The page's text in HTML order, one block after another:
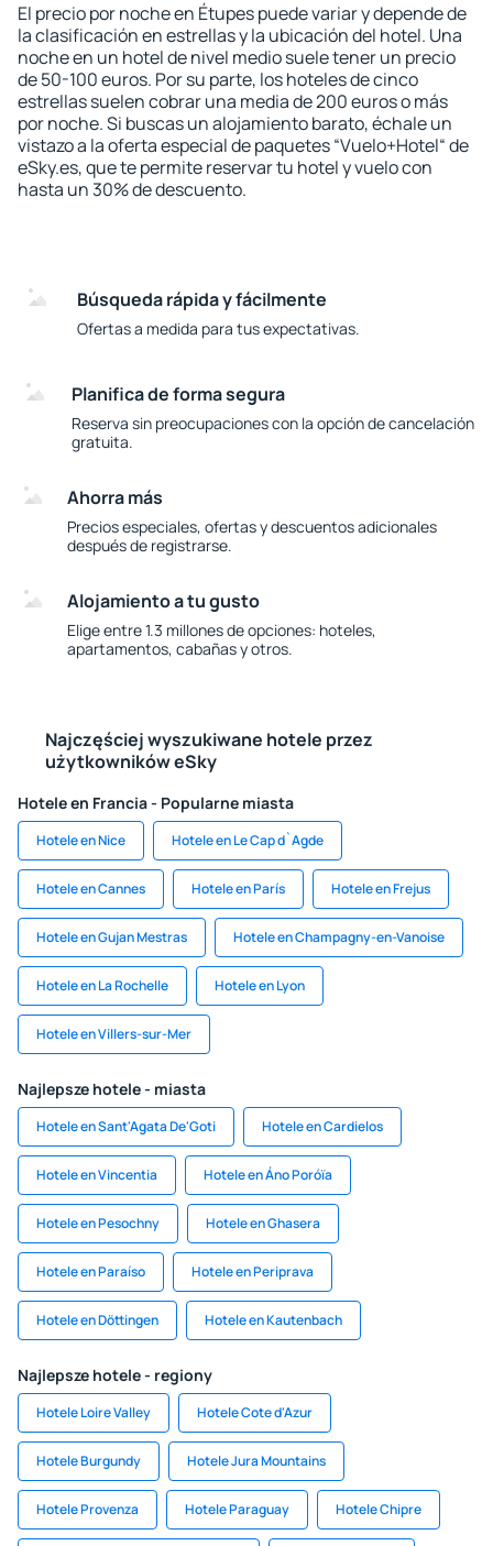
El precio por noche en Étupes puede variar y depende de
la clasificación en estrellas y la ubicación del hotel. Una
noche en un hotel de nivel medio suele tener un precio
de 50-100 euros. Por su parte, los hoteles de cinco
estrellas suelen cobrar una media de 200 euros o más
por noche. Si buscas un alojamiento barato, échale un
vistazo a la oferta especial de paquetes “Vuelo+Hotel“ de
eSky.es, que te permite reservar tu hotel y vuelo con
hasta un 30% de descuento.
Búsqueda rápida y fácilmente
Ofertas a medida para tus expectativas.
Planifica de forma segura
Reserva sin preocupaciones con la opción de cancelación
gratuita.
Ahorra más
Precios especiales, ofertas y descuentos adicionales
después de registrarse.
Alojamiento a tu gusto
Elige entre 1.3 millones de opciones: hoteles,
apartamentos, cabañas y otros.
Najczęściej wyszukiwane hotele przez
użytkowników eSky
Hotele en Francia - Popularne miasta
Hotele en Nice Hotele en Le Cap d`Agde
Hotele en Cannes Hotele en París Hotele en Frejus
Hotele en Gujan Mestras Hotele en Champagny-en-Vanoise
Hotele en La Rochelle Hotele en Lyon
Hotele en Villers-sur-Mer
Najlepsze hotele - miasta
Hotele en Sant'Agata De'Goti Hotele en Cardielos
Hotele en Vincentia Hotele en Áno Poróïa
Hotele en Pesochny Hotele en Ghasera
Hotele en Paraíso Hotele en Periprava
Hotele en Döttingen Hotele en Kautenbach
Najlepsze hotele - regiony
Hotele Loire Valley Hotele Cote d'Azur
Hotele Burgundy Hotele Jura Mountains
Hotele Provenza Hotele Paraguay Hotele Chipre